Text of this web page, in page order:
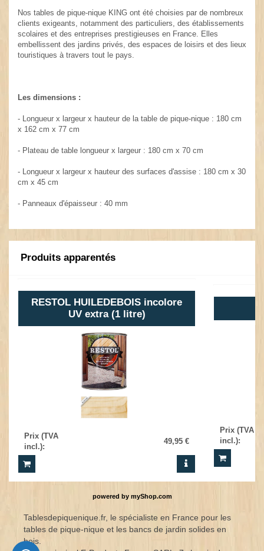
Nos tables de pique-nique KING ont été choisies par de nombreux
clients exigeants, notamment des particuliers, des établissements
scolaires et des entreprises prestigieuses en France. Elles
embellissent des jardins privés, des espaces de loisirs et des lieux
touristiques à travers tout le pays.
Les dimensions :
- Longueur x largeur x hauteur de la table de pique-nique : 180 cm
x 162 cm x 77 cm
- Plateau de table longueur x largeur : 180 cm x 70 cm
- Longueur x largeur x hauteur des surfaces d'assise : 180 cm x 30
cm x 45 cm
- Panneaux d'épaisseur : 40 mm
Produits apparentés
RESTOL HUILEDEBOIS incolore
UV extra (1 litre)
Prix (TVA
incl.):
49,95 €
Prix (TVA
incl.):
powered by myShop.com
Tablesdepiquenique.fr, le spécialiste en France pour les
tables de pique-nique et les bancs de jardin solides en
bois.